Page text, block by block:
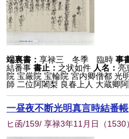
端裏書：享禄三 冬季 臨時 事
結番事書止： 之状如件 人名：亮
院 宝厳院 宝輪院 宮内卿僧都 光
師 二位阿闍梨 良春上人 大蔵卿阿
一昼夜不断光明真言時結番帳
ヒ函/159/ 享禄3年11月日 （1530